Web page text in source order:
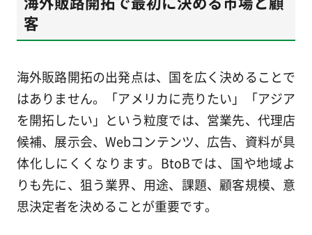
客
海外販路開拓の出発点は、国を広く決めることで
はありません。「アメリカに売りたい」「アジア
を開拓したい」という粒度では、営業先、代理店
候補、展示会、Webコンテンツ、広告、資料が具
体化しにくくなります。BtoBでは、国や地域よ
りも先に、狙う業界、用途、課題、顧客規模、意
思決定者を決めることが重要です。